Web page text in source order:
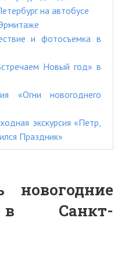
на автобусе
и фотосъемка в
Новый год» в
«Огни новогоднего
экскурсия «Петр,
Праздник»
новогодние
в Санкт-